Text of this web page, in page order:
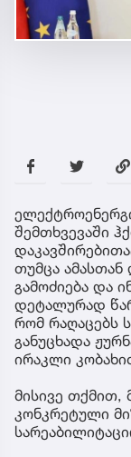
შემთხვევაში
თუმცა ამასთან
გამოძიება და
დეტალურად
რომ რაღაცებს
განუცხადა
ირაკლი
მისივე თქმით,
კონკრეტული